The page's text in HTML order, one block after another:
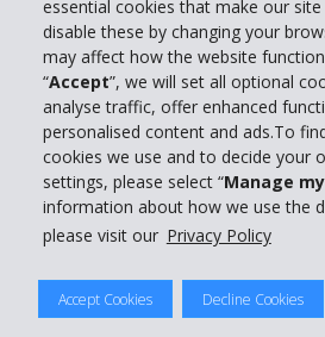
essential cookies that make our
disable these by changing your
may affect how the website
“Accept”, we will set all optional
analyse traffic, offer enhanced
personalised content and ads.To
cookies we use and to decide your
settings, please select “Manage
information about how we use the
please visit our Privacy Policy
Accept Cookies Decline Cookies
Entreprise
Support client
Réserver avec Hertz
Politique de confidentialité